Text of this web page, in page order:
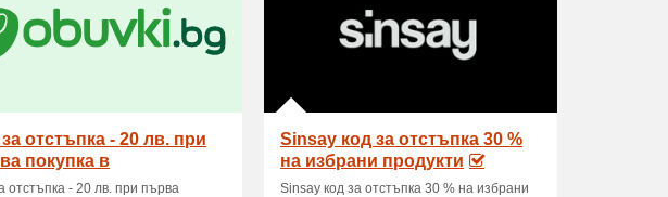
отстъпка - 20 лв. при
покупка в
на Obuvki.bg
отстъпка - 20 лв. при първа
Sinsay код за отстъпка 30 %
на избрани продукти
Sinsay код за отстъпка 30 % на избрани